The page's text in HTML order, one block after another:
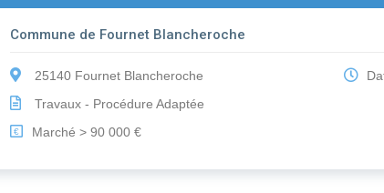
Commune de Fournet Blancheroche
25140 Fournet Blancheroche
Travaux - Procédure Adaptée
€ Marché > 90 000 €